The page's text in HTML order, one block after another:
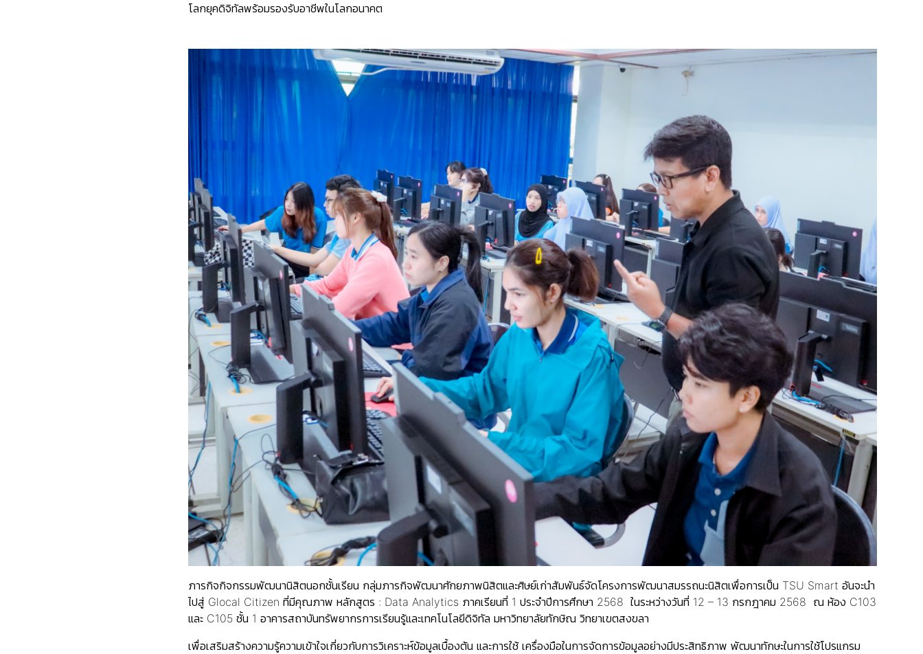
โลกยุคดิจิทัลพร้อมรองรับอาชีพในโลกอนาคต
ภารกิจกิจกรรมพัฒนานิสิตนอกชั้นเรียน กลุ่มภารกิจพัฒนาศักยภาพนิสิตและศิษย์เก่าสัมพันธ์จัดโครงการพัฒนาสมรรถนะนิสิตเพื่อการเป็น TSU Smart อันจะนํา
ไปสู่ Glocal Citizen ที่มีคุณภาพ หลักสูตร : Data Analytics ภาคเรียนที่ 1 ประจําปีการศึกษา 2568 ในระหว่างวันที่ 12 – 13 กรกฎาคม 2568 ณ ห้อง C103
และ C105 ชั้น 1 อาคารสถาบันทรัพยากรการเรียนรู้และเทคโนโลยีดิจิทัล มหาวิทยาลัยทักษิณ วิทยาเขตสงขลา
เพื่อเสริมสร้างความรู้ความเข้าใจเกี่ยวกับการวิเคราะห์ข้อมูลเบื้องต้น และการใช้ เครื่องมือในการจัดการข้อมูลอย่างมีประสิทธิภาพ พัฒนาทักษะในการใช้โปรแกรม